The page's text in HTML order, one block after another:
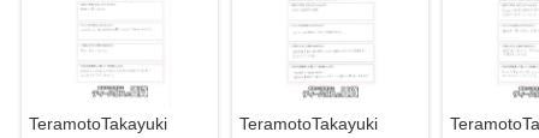
TeramotoTakayuki TeramotoTakayuki